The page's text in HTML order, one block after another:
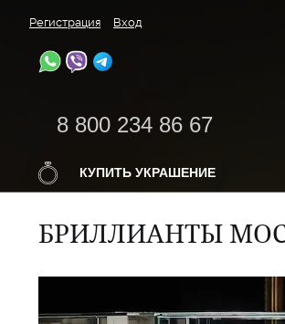
Регистрация Вход
8 800 234 86 67
КУПИТЬ УКРАШЕНИЕ
БРИЛЛИАНТЫ